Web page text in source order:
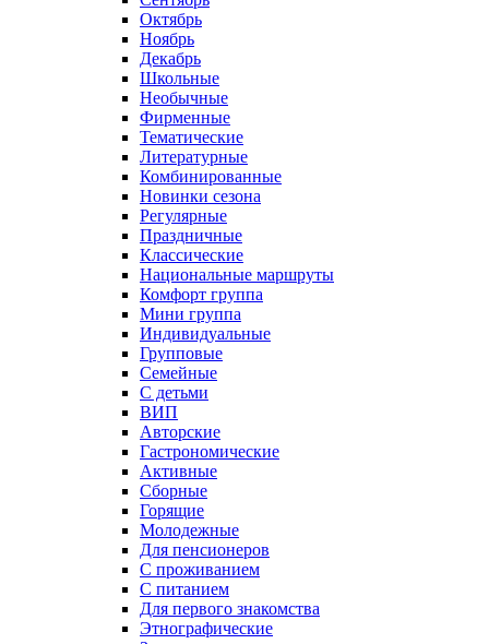
Октябрь
Ноябрь
Декабрь
Школьные
Необычные
Фирменные
Тематические
Литературные
Комбинированные
Новинки сезона
Регулярные
Праздничные
Классические
Национальные маршруты
Комфорт группа
Мини группа
Индивидуальные
Групповые
Семейные
С детьми
ВИП
Авторские
Гастрономические
Активные
Сборные
Горящие
Молодежные
Для пенсионеров
С проживанием
С питанием
Для первого знакомства
Этнографические